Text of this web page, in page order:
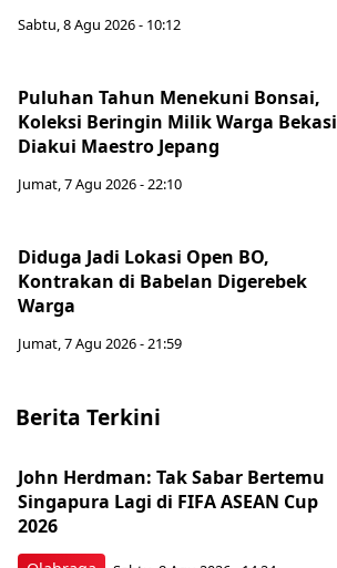
Sabtu, 8 Agu 2026 - 10:12
Puluhan Tahun Menekuni Bonsai,
Koleksi Beringin Milik Warga Bekasi
Diakui Maestro Jepang
Jumat, 7 Agu 2026 - 22:10
Diduga Jadi Lokasi Open BO,
Kontrakan di Babelan Digerebek
Warga
Jumat, 7 Agu 2026 - 21:59
Berita Terkini
John Herdman: Tak Sabar Bertemu
Singapura Lagi di FIFA ASEAN Cup
2026